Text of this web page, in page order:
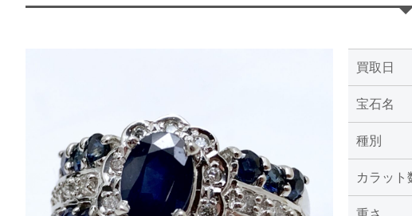
買取日
宝石名
種別
カラット